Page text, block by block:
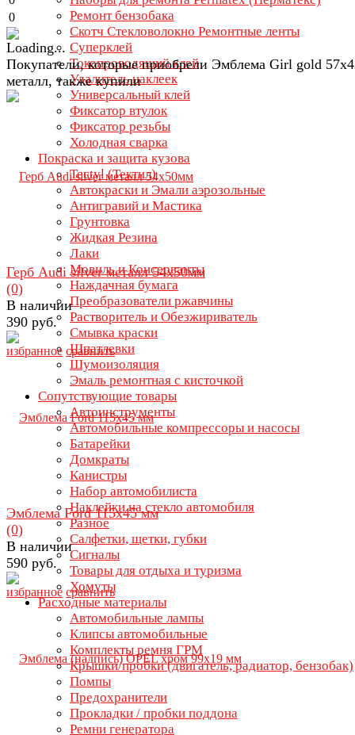
Ремонт бензобака
Скотч Стекловолокно Ремонтные ленты
Суперклей
Токопроводящий клей
Удалитель наклеек
Универсальный клей
Фиксатор втулок
Фиксатор резьбы
Холодная сварка
Покраска и защита кузова
Tectyl (Тектил)
Автокраски и Эмали аэрозольные
Антигравий и Мастика
Грунтовка
Жидкая Резина
Лаки
Мовиль и Консерванты
Наждачная бумага
Преобразователи ржавчины
Растворитель и Обезжириватель
Смывка краски
Шпатлевки
Шумоизоляция
Эмаль ремонтная с кисточкой
Сопутствующие товары
Автоинструменты
Автомобильные компрессоры и насосы
Батарейки
Домкраты
Канистры
Набор автомобилиста
Наклейки на стекло автомобиля
Разное
Салфетки, щетки, губки
Сигналы
Товары для отдыха и туризма
Хомуты
Расходные материалы
Автомобильные лампы
Клипсы автомобильные
Комплекты ремня ГРМ
Крышки/пробки (двигатель, радиатор, бензобак)
Помпы
Предохранители
Прокладки / пробки поддона
Ремни генератора
0
Покупатели, которые приобрели Эмблема Girl gold
металл, также купили
избранное сравнить
Герб Audi silver металл 54х50мм
(0)
В наличии
390 руб.
избранное сравнить
Эмблема Ford 115х45 мм
(0)
В наличии
590 руб.